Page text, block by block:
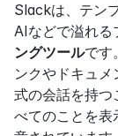
Slackは、テン
AIなどで溢れる
ングツールです
ンクやドキュ
式の会話を持つ
べてのことを表